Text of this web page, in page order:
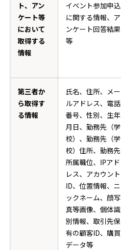
ト、アン
ケート等
において
取得する
情報
イベント参加申込
に関する情報、ア
ンケート回答結果
等
第三者か
ら取得す
る情報
氏名、住所、メー
ルアドレス、電話
番号、性別、生年
月日、勤務先（学
校）、勤務先（学
校）住所、勤務先
所属職位、IPアド
レス、アカウント
ID、位置情報、ニ
ックネーム、顔写
真等画像、個体識
別情報、取引先保
有の顧客ID、購買
データ等